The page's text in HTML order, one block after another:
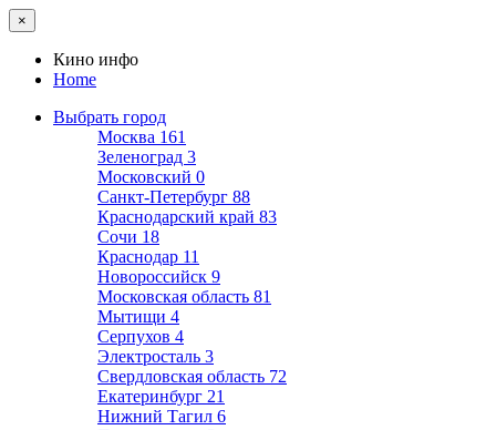
×
Кино инфо
Home
Выбрать город
Москва 161
Зеленоград 3
Московский 0
Санкт-Петербург 88
Краснодарский край 83
Сочи 18
Краснодар 11
Новороссийск 9
Московская область 81
Мытищи 4
Серпухов 4
Электросталь 3
Свердловская область 72
Екатеринбург 21
Нижний Тагил 6